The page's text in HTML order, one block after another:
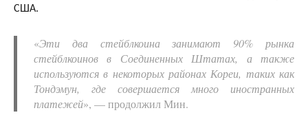
США.
«Эти два стейблкоина занимают 90% рынка
стейблкоинов в Соединенных Штатах, а также
используются в некоторых районах Кореи, таких как
Тондэмун, где совершается много иностранных
платежей», — продолжил Мин.